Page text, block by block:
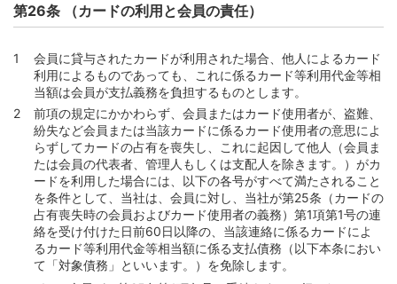
第26条 （カードの利用と会員の責任）
会員に貸与されたカードが利用された場合、他人によるカード
利用によるものであっても、これに係るカード等利用代金等相
当額は会員が支払義務を負担するものとします。
前項の規定にかかわらず、会員またはカード使用者が、盗難、
紛失など会員または当該カードに係るカード使用者の意思によ
らずしてカードの占有を喪失し、これに起因して他人（会員ま
たは会員の代表者、管理人もしくは支配人を除きます。）がカ
ードを利用した場合には、以下の各号がすべて満たされること
を条件として、当社は、会員に対し、当社が第25条（カードの
占有喪失時の会員およびカード使用者の義務）第1項第1号の連
絡を受け付けた日前60日以降の、当該連絡に係るカードによ
るカード等利用代金等相当額に係る支払債務（以下本条におい
て「対象債務」といいます。）を免除します。